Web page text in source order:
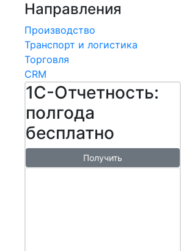
Направления
Производство
Транспорт и логистика
Торговля
CRM
1С-Отчетность:
полгода
бесплатно
Получить